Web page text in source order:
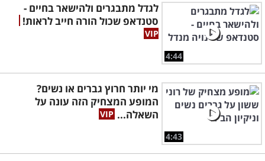
4:44
לגדל מתבגרים ולהישאר בחיים -
סטנדאפ שכול הורה חייב לראות!
4:43
מי יותר חרוץ גברים או נשים?
המופע המצחיק הזה עונה על
השאלה...